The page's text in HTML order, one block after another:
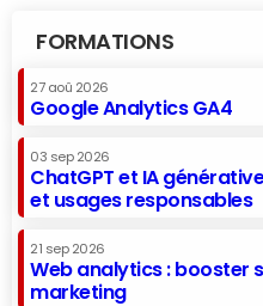
FORMATIONS
27 aoû 2026
Google Analytics GA4
03 sep 2026
ChatGPT et IA
et usages responsables
21 sep 2026
Web analytics : booster
marketing